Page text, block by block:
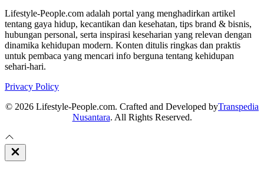
Lifestyle-People.com adalah portal yang menghadirkan artikel
tentang gaya hidup, kecantikan dan kesehatan, tips brand & bisnis,
hubungan personal, serta inspirasi keseharian yang relevan dengan
dinamika kehidupan modern. Konten ditulis ringkas dan praktis
untuk pembaca yang mencari info berguna tentang kehidupan
sehari-hari.
Privacy Policy
© 2026 Lifestyle-People.com. Crafted and Developed byTranspedia
Nusantara. All Rights Reserved.
Close
Off